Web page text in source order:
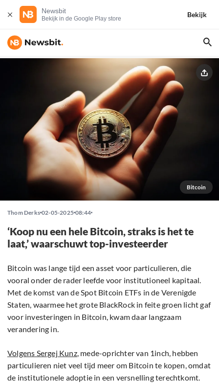
Newsbit
Bekijk in de Google Play store
Bekijk
Bitcoin
Thom Derks 02-05-2025 08:44
‘Koop nu een hele Bitcoin, straks is het te
laat,’ waarschuwt top-investeerder
Bitcoin was lange tijd een asset voor particulieren, die
vooral onder de rader leefde voor institutioneel kapitaal.
Met de komst van de Spot Bitcoin ETFs in de Verenigde
Staten, waarmee het grote BlackRock in feite groen licht gaf
voor investeringen in Bitcoin, kwam daar langzaam
verandering in.
Volgens Sergej Kunz, mede-oprichter van 1inch, hebben
particulieren niet veel tijd meer om Bitcoin te kopen, omdat
de institutionele adoptie in een versnelling terechtkomt.